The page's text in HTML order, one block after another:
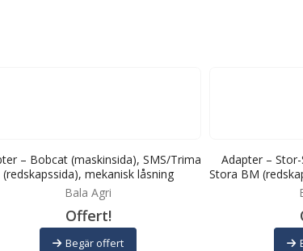
– Bobcat (maskinsida), SMS/Trima
(redskapssida), mekanisk låsning
Bala Agri
Offert!
Begär offert
Adapter –
Stora BM